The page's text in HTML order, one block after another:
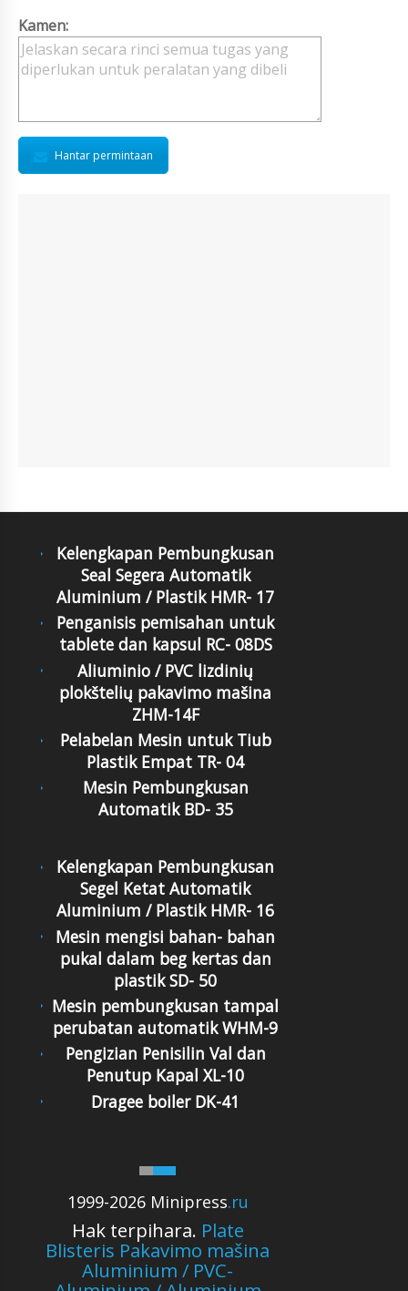
Kamen:
Hantar permintaan
Kelengkapan Pembungkusan
Seal Segera Automatik
Aluminium / Plastik HMR- 17
Penganisis pemisahan untuk
tablete dan kapsul RC- 08DS
Aliuminio / PVC lizdinių
plokštelių pakavimo mašina
ZHM-14F
Pelabelan Mesin untuk Tiub
Plastik Empat TR- 04
Mesin Pembungkusan
Automatik BD- 35
1999-2026 Minipress.ru
Hak terpihara. Plate
Blisteris Pakavimo mašina
Aluminium / PVC-
Kelengkapan Pembungkusan
Segel Ketat Automatik
Aluminium / Plastik HMR- 16
Mesin mengisi bahan- bahan
pukal dalam beg kertas dan
plastik SD- 50
Mesin pembungkusan tampal
perubatan automatik WHM-9
Pengizian Penisilin Val dan
Penutup Kapal XL-10
Dragee boiler DK-41